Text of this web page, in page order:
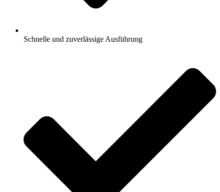
Schnelle und zuverlässige Ausführung